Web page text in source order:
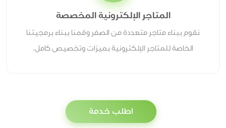
المتاجر الإلكترونية المخصصة
نقوم ببناء متاجر متعددة من الصفر وقمنا ببناء برمجيتنا
الخاصة للمتاجر الإلكترونية بميزات وتخصيص كامل.
اطلب خدمة